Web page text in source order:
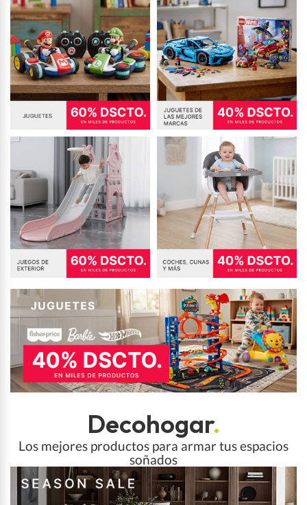
Decohogar.
Los mejores productos para armar tus espacios
soñados